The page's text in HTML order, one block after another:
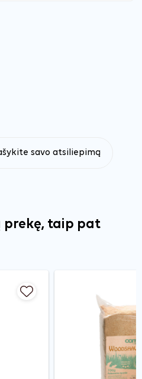
savo atsiliepimą
prekę, taip pat